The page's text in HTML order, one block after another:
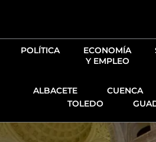
POLÍTICA
ECONOMÍA
Y EMPLEO
ALBACETE CUENCA
TOLEDO